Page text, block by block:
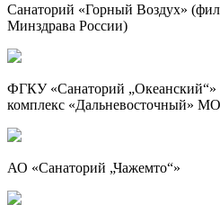
Санаторий «Горный Воздух»
Минздрава России)
ФГКУ «Санаторий „Океанский“»
комплекс «Дальневосточный»
АО «Санаторий „Чажемто“»